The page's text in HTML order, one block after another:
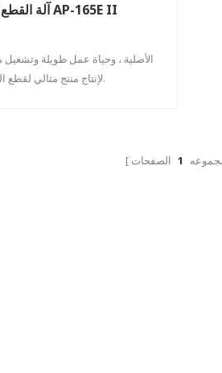
آلة القطع المسطحة الأوتوماتيكية AP-165E II
لإنتاج منتج مثالي لقطع القوالب للمستخدم النهائي.
1 الصفحات